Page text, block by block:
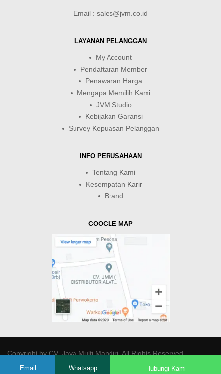
Email : sales@jvm.co.id
LAYANAN PELANGGAN
My Account
Pendaftaran Member
Penawaran Harga
Mengapa Memilih Kami
JVM Studio
Kebijakan Garansi
Survey Kepuasan Pelanggan
INFO PERUSAHAAN
Tentang Kami
Kesempatan Karir
Brand
GOOGLE MAP
Copyright byCV. Java Multi Mandiri. All Rights Reserved.
Email Whatsapp Hubungi Kami